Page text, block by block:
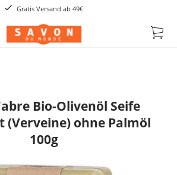
Gratis Versand ab 49€
Bio-Olivenöl Seife
(Verveine) ohne Palmöl
100g